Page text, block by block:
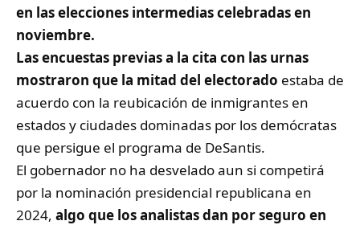
en las elecciones intermedias celebradas en
noviembre.
Las encuestas previas a la cita con las urnas
mostraron que la mitad del electorado estaba de
acuerdo con la reubicación de inmigrantes en
estados y ciudades dominadas por los demócratas
que persigue el programa de DeSantis.
El gobernador no ha desvelado aun si competirá
por la nominación presidencial republicana en
2024, algo que los analistas dan por seguro en